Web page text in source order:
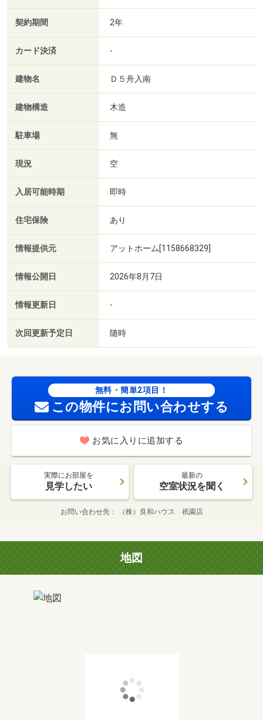
契約期間 2年
カード決済 -
建物名 Ｄ５舟入南
建物構造 木造
駐車場 無
現況 空
入居可能時期 即時
住宅保険 あり
情報提供元 アットホーム[1158668329]
情報公開日 2026年8月7日
情報更新日 -
次回更新予定日 随時
無料・簡単2項目！
この物件にお問い合わせする
お気に入りに追加する
実際にお部屋を
見学したい
最新の
空室状況を聞く
お問い合わせ先 （株）良和ハウス 祇園店
地図